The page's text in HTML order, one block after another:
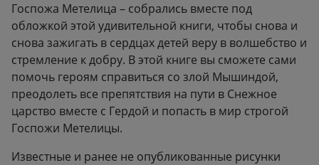
Госпожа Метелица – собрались вместе под
обложкой этой удивительной книги, чтобы снова и
снова зажигать в сердцах детей веру в волшебство и
стремление к добру. В этой книге вы сможете сами
помочь героям справиться со злой Мышиндой,
преодолеть все препятствия на пути в Снежное
царство вместе с Гердой и попасть в мир строгой
Госпожи Метелицы.
Известные и ранее не опубликованные рисунки